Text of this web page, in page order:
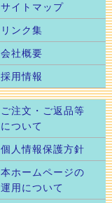
サイトマップ
リンク集
会社概要
採用情報
ご注文・ご返品等
について
個人情報保護方針
本ホームページの
運用について